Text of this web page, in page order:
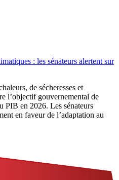
: les sénateurs alertent sur
de sécheresses et
l’objectif gouvernemental de
PIB en 2026. Les sénateurs
en faveur de l’adaptation au